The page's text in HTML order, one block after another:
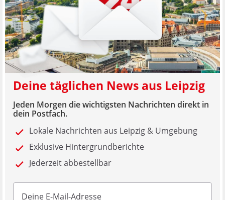
Deine täglichen News aus Leipzig
Jeden Morgen die wichtigsten Nachrichten direkt in
dein Postfach.
Lokale Nachrichten aus Leipzig & Umgebung
Exklusive Hintergrundberichte
Jederzeit abbestellbar